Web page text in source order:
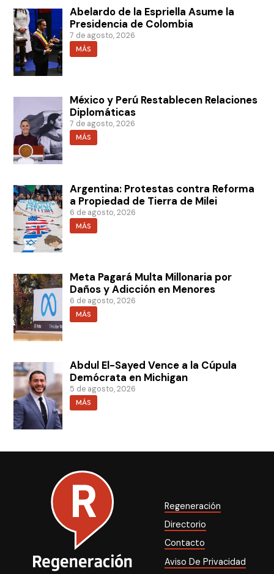
Abelardo de la Espriella Asume la
Presidencia de Colombia
7 de agosto, 2026
MÁS
México y Perú Restablecen Relaciones
Diplomáticas
7 de agosto, 2026
MÁS
Argentina: Protestas contra Reforma
a Propiedad de Tierra de Milei
6 de agosto, 2026
MÁS
Meta Pagará Multa Millonaria por
Daños y Adicción en Menores
6 de agosto, 2026
MÁS
Abdul El-Sayed Vence a la Cúpula
Demócrata en Michigan
5 de agosto, 2026
MÁS
Regeneración
Directorio
Contacto
Aviso De Privacidad